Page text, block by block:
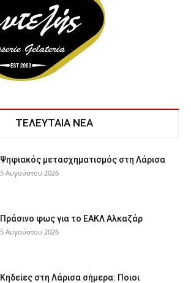
ΤΕΛΕΥΤΑΙΑ ΝΕΑ
Ψηφιακός μετασχηματισμός στη Λάρισα
5 Αυγούστου 2026
Πράσινο φως για το ΕΑΚΛ Αλκαζάρ
5 Αυγούστου 2026
Κηδείες στη Λάρισα σήμερα: Ποιοι